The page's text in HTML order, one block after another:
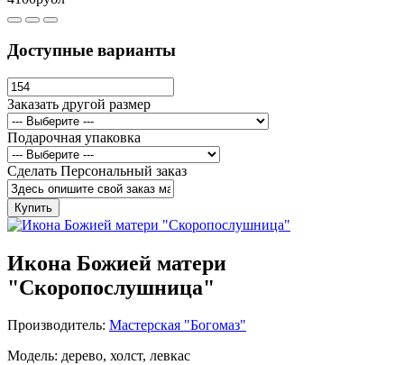
Доступные варианты
Заказать другой размер
Подарочная упаковка
Сделать Персональный заказ
Купить
Икона Божией матери
"Скоропослушница"
Производитель: Мастерская "Богомаз"
Модель: дерево, холст, левкас